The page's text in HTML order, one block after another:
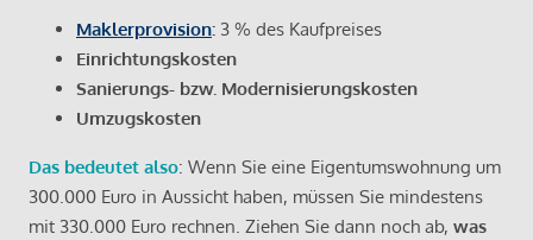
Maklerprovision: 3 % des Kaufpreises
Einrichtungskosten
Sanierungs- bzw. Modernisierungskosten
Umzugskosten
Das bedeutet also: Wenn Sie eine Eigentumswohnung um
300.000 Euro in Aussicht haben, müssen Sie mindestens
mit 330.000 Euro rechnen. Ziehen Sie dann noch ab, was